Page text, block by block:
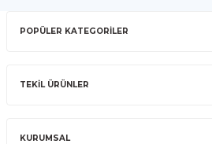
POPÜLER KATEGORİLER
TEKİL ÜRÜNLER
KURUMSAL